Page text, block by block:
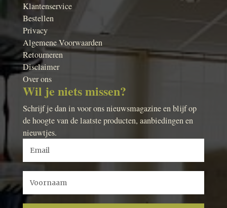
Klantenservice
Bestellen
Privacy
Algemene Voorwaarden
Retourneren
Disclaimer
Over ons
Wil je niets missen?
Schrijf je dan in voor ons nieuwsmagazine en blijf op
de hoogte van de laatste producten, aanbiedingen en
nieuwtjes.